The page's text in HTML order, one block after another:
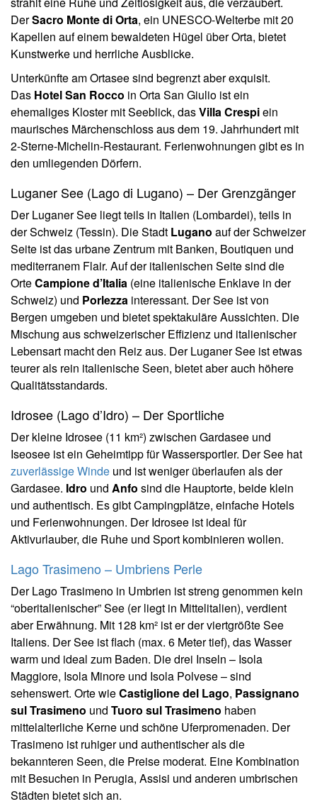
DerSacro Monte di Orta, ein UNESCO-Welterbe mit 20
Kapellen auf einem bewaldeten Hügel über Orta, bietet
Kunstwerke und herrliche Ausblicke.
Unterkünfte am Ortasee sind begrenzt aber exquisit.
Das Hotel San Rocco in Orta San Giulio ist ein
ehemaliges Kloster mit Seeblick, dasVilla Crespiein
maurisches Märchenschloss aus dem 19. Jahrhundert mit
2-Sterne-Michelin-Restaurant. Ferienwohnungen gibt es in
den umliegenden Dörfern.
Luganer See (Lago di Lugano) – Der Grenzgänger
Der Luganer See liegt teils in Italien (Lombardei), teils in
der Schweiz (Tessin). Die Stadt Lugano auf der Schweizer
Seite ist das urbane Zentrum mit Banken, Boutiquen und
mediterranem Flair. Auf der italienischen Seite sind die
OrteCampione d’Italia (eine italienische Enklave in der
Schweiz) und Porlezza interessant. Der See ist von
Bergen umgeben und bietet spektakuläre Aussichten. Die
Mischung aus schweizerischer Effizienz und italienischer
Lebensart macht den Reiz aus. Der Luganer See ist etwas
teurer als rein italienische Seen, bietet aber auch höhere
Qualitätsstandards.
Idrosee (Lago d’Idro) – Der Sportliche
Der kleine Idrosee (11 km²) zwischen Gardasee und
Iseosee ist ein Geheimtipp für Wassersportler. Der See hat
zuverlässige Winde und ist weniger überlaufen als der
Gardasee. Idro und Anfo sind die Hauptorte, beide klein
und authentisch. Es gibt Campingplätze, einfache Hotels
und Ferienwohnungen. Der Idrosee ist ideal für
Aktivurlauber, die Ruhe und Sport kombinieren wollen.
Lago Trasimeno – Umbriens Perle
Der Lago Trasimeno in Umbrien ist streng genommen kein
“oberitalienischer” See (er liegt in Mittelitalien), verdient
aber Erwähnung. Mit 128 km² ist er der viertgrößte See
Italiens. Der See ist flach (max. 6 Meter tief), das Wasser
warm und ideal zum Baden. Die drei Inseln – Isola
Maggiore, Isola Minore und Isola Polvese – sind
sehenswert. Orte wieCastiglione del Lago, Passignano
sul Trasimeno und Tuoro sul Trasimeno haben
mittelalterliche Kerne und schöne Uferpromenaden. Der
Trasimeno ist ruhiger und authentischer als die
bekannteren Seen, die Preise moderat. Eine Kombination
mit Besuchen in Perugia, Assisi und anderen umbrischen
Städten bietet sich an.